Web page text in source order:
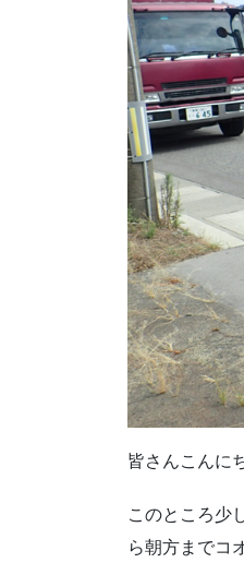
皆さんこんに
このところ少
ら朝方までコ